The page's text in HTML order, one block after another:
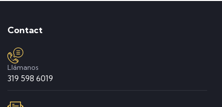
Contact
Llámanos
319 598 6019